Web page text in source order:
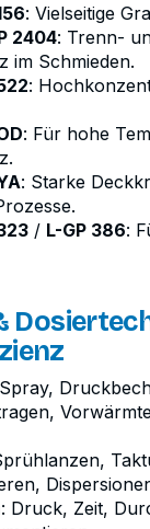
: Vielseitige
2404: Trenn-
im Schmieden.
:
: Für hohe
: Starke
/ L-GP 386:
: Druck, Zeit,